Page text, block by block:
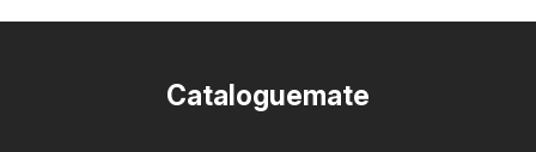
Cataloguemate